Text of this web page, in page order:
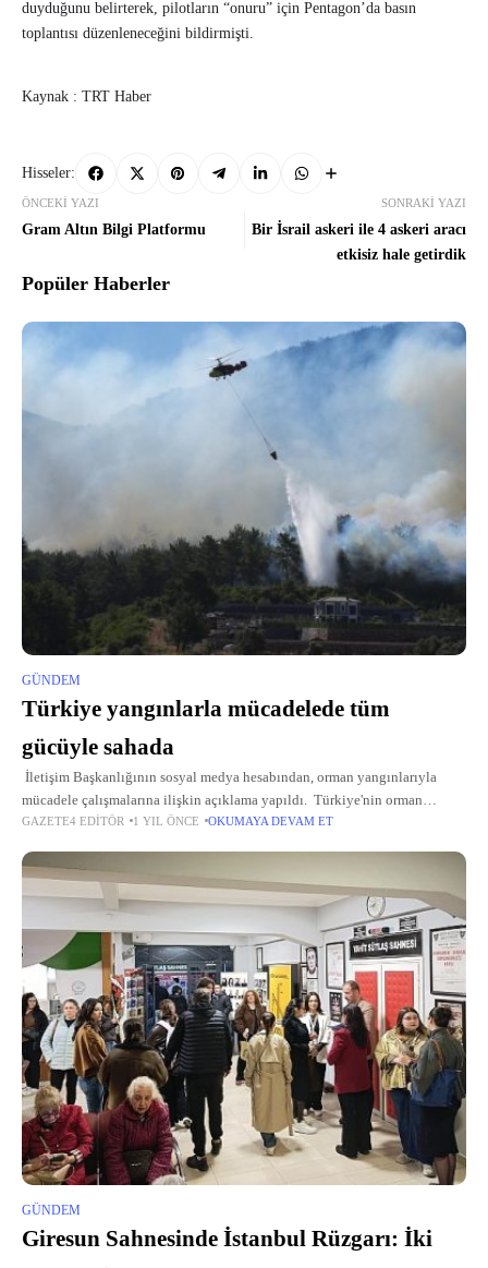
duyduğunu belirterek, pilotların “onuru” için Pentagon’da basın
toplantısı düzenleneceğini bildirmişti.
Kaynak : TRT Haber
Hisseler:
ÖNCEKI YAZI
Gram Altın Bilgi Platformu
SONRAKI YAZI
Bir İsrail askeri ile 4 askeri aracı
etkisiz hale getirdik
Popüler Haberler
GÜNDEM
Türkiye yangınlarla mücadelede tüm
gücüyle sahada
İletişim Başkanlığının sosyal medya hesabından, orman yangınlarıyla
mücadele çalışmalarına ilişkin açıklama yapıldı. Türkiye'nin orman
yangınlarıyla mücadele kapasitesine dair bilgilere yer verilen açıklamada,
GAZETE4 EDITÖR 1 YIL ÖNCE OKUMAYA DEVAM ET
GÜNDEM
Giresun Sahnesinde İstanbul Rüzgarı: İki